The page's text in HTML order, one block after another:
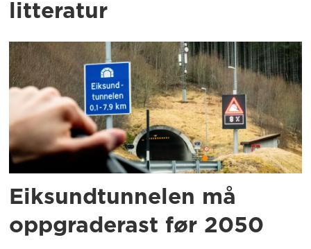
litteratur
Eiksundtunnelen må
oppgraderast før 2050